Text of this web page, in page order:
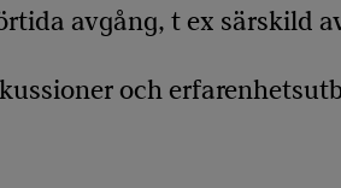
avgång, t ex särskild
och